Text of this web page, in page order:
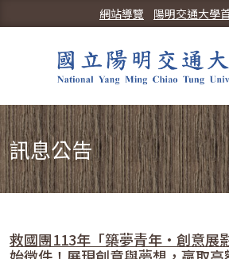
陽明交通大學
網站導覽
訊息公告
救國團113年「築夢青年•創意展